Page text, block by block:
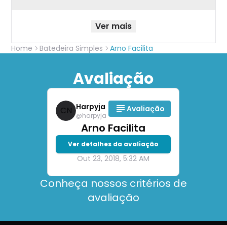
Ver mais
Home Batedeira Simples Arno Facilita
Avaliação
CN Harpyja
@harpyja
Avaliação
Arno Facilita
Ver detalhes da avaliação
Out 23, 2018, 5:32 AM
Conheça nossos critérios de
avaliação